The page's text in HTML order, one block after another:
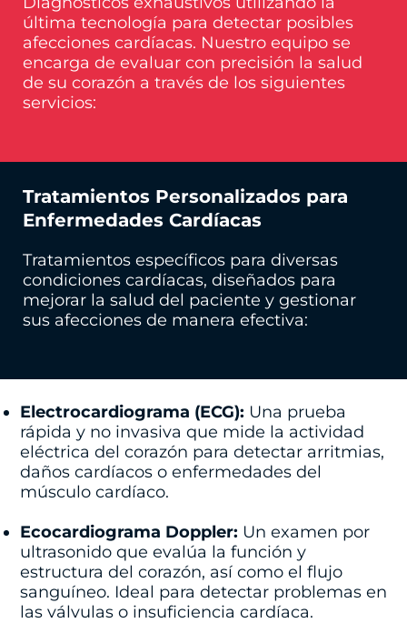
última tecnología para detectar posibles
afecciones cardíacas. Nuestro equipo se
encarga de evaluar con precisión la salud
de su corazón a través de los siguientes
servicios:
Tratamientos Personalizados para
Enfermedades Cardíacas
Tratamientos específicos para diversas
condiciones cardíacas, diseñados para
mejorar la salud del paciente y gestionar
sus afecciones de manera efectiva:
Electrocardiograma (ECG): Una prueba
rápida y no invasiva que mide la actividad
eléctrica del corazón para detectar arritmias,
daños cardíacos o enfermedades del
músculo cardíaco.
Ecocardiograma Doppler: Un examen por
ultrasonido que evalúa la función y
estructura del corazón, así como el flujo
sanguíneo. Ideal para detectar problemas en
las válvulas o insuficiencia cardíaca.